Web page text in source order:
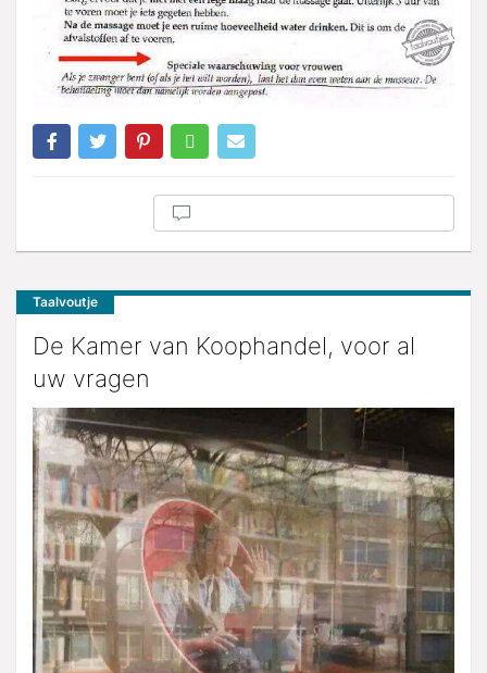
Taalvoutje
De Kamer van Koophandel, voor al
uw vragen